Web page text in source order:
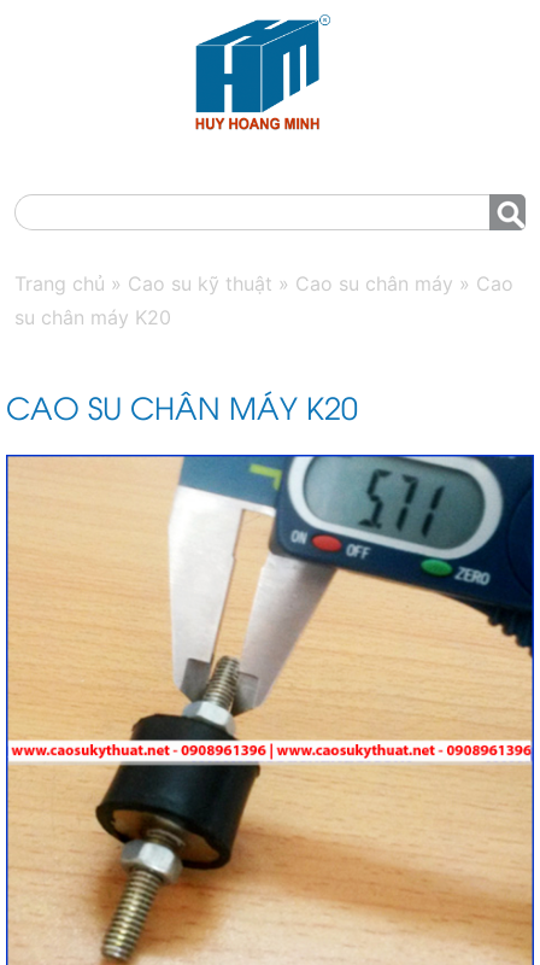
Trang chủ » Cao su kỹ thuật » Cao su chân máy » Cao
su chân máy K20
CAO SU CHÂN MÁY K20